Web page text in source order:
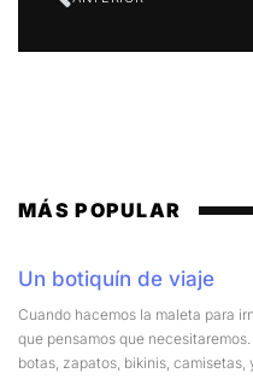
MÁS POPULAR
Un botiquín de viaje
Cuando hacemos la maleta para
que pensamos que
botas, zapatos, bikinis, camisetas,